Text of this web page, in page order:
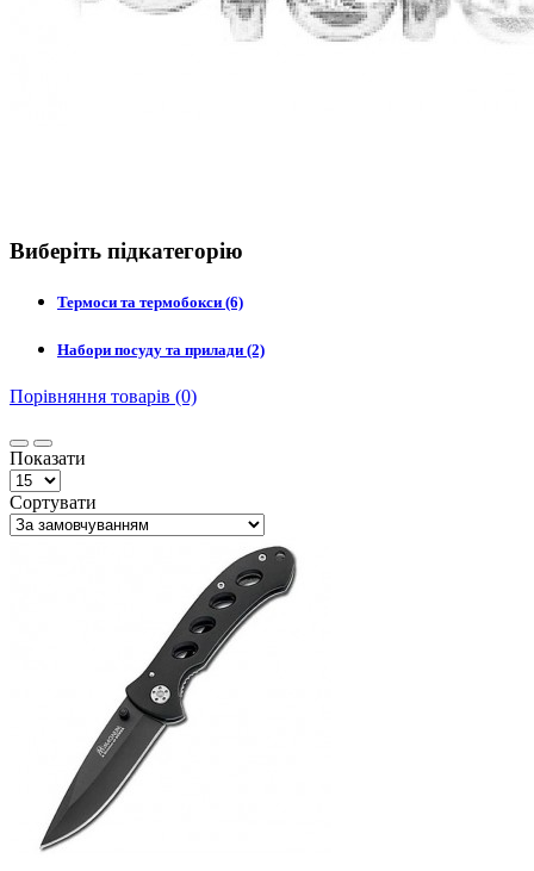
Виберіть підкатегорію
Термоси та термобокси (6)
Набори посуду та прилади (2)
Порівняння товарів (0)
Показати
Сортувати